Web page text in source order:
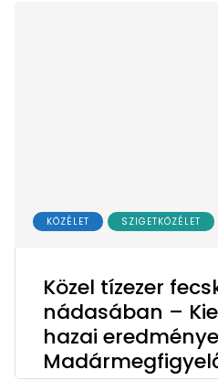
KÖZÉLET SZIGETKÖZÉLET
Közel tízezer
nádasában –
hazai